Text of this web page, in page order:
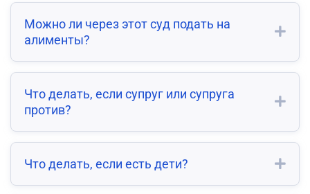
Можно ли через этот суд подать на
алименты?
Что делать, если супруг или супруга
против?
Что делать, если есть дети?